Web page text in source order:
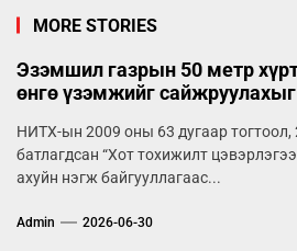
MORE STORIES
Эзэмшил газрын 50 метр
өнгө үзэмжийг
НИТХ-ын 2009 оны 63 дугаар тогтоол,
батлагдсан “Хот тохижилт
ахуйн нэгж байгууллагаас...
Admin 2026-06-30